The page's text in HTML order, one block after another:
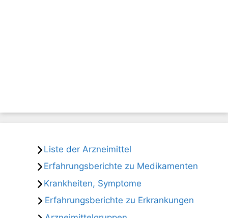
Liste der Arzneimittel
Erfahrungsberichte zu Medikamenten
Krankheiten, Symptome
Erfahrungsberichte zu Erkrankungen